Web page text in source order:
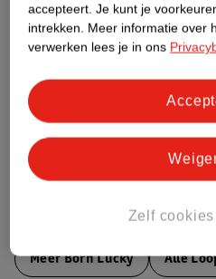
Nature Impact Score
Dit product
Impact Score.
Meer
Bestel & Bezorginformatie
MeerBorn Lucky Alle
accepteert. Je kunt je
intrekken. Meer informatie over
verwerken lees je in ons
Zelf